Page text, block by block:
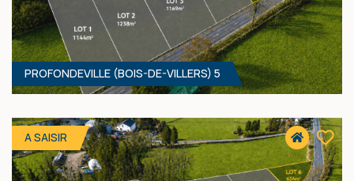
109 000 € HF*
PROFONDEVILLE (BOIS-DE-VILLERS) 5
A SAISIR